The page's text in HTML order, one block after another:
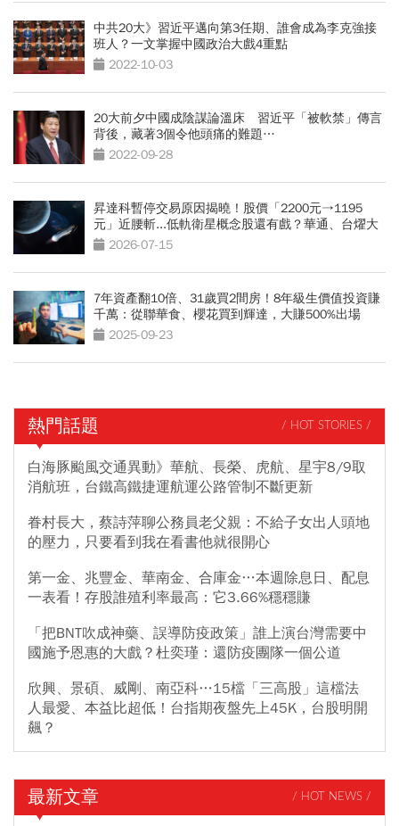
中共20大》習近平邁向第3任期、誰會成為李克強接
班人？一文掌握中國政治大戲4重點
2022-10-03
20大前夕中國成陰謀論溫床 習近平「被軟禁」傳言
背後，藏著3個令他頭痛的難題…
2022-09-28
昇達科暫停交易原因揭曉！股價「2200元→1195
元」近腰斬...低軌衛星概念股還有戲？華通、台燿大
反攻2026-07-15
7年資產翻10倍、31歲買2間房！8年級生價值投資賺
千萬：從聯華食、櫻花買到輝達，大賺500%出場
2025-09-23
熱門話題 / HOT STORIES /
白海豚颱風交通異動》華航、長榮、虎航、星宇8/9取
消航班，台鐵高鐵捷運航運公路管制不斷更新
眷村長大，蔡詩萍聊公務員老父親：不給子女出人頭地
的壓力，只要看到我在看書他就很開心
第一金、兆豐金、華南金、合庫金…本週除息日、配息
一表看！存股誰殖利率最高：它3.66%穩穩賺
「把BNT吹成神藥、誤導防疫政策」誰上演台灣需要中
國施予恩惠的大戲？杜奕瑾：還防疫團隊一個公道
欣興、景碩、威剛、南亞科…15檔「三高股」這檔法
人最愛、本益比超低！台指期夜盤先上45K，台股明開
飆？
最新文章 / HOT NEWS /